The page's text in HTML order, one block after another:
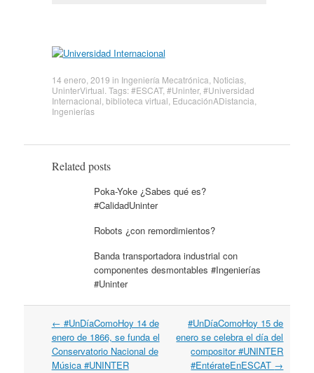
14 enero, 2019 in Ingeniería Mecatrónica Noticias,
UninterVirtual . Tags:#ESCAT, #Uninter, #Universidad
Internacional biblioteca virtual EducaciónADistancia
Ingenierías
Related posts
Poka-Yoke ¿Sabes qué es?
#CalidadUninter
Robots ¿con remordimientos?
Banda transportadora industrial con
componentes desmontables #Ingenierías
#Uninter
Post navigation
← #UnDíaComoHoy 14 de
enero de 1866, se funda el
Conservatorio Nacional de
Música #UNINTER
#UnDíaComoHoy 15 de
enero se celebra el día del
compositor #UNINTER
#EntérateEnESCAT →